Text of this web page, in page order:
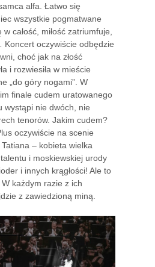
alfa. Łatwo się
wszystkie pogmatwane
całość, miłość zatriumfuje,
oczywiście odbędzie
choć jak na złość
i rozwiesiła w mieście
„do góry nogami”. W
finale cudem uratowanego
wystąpi nie dwóch, nie
tenorów. Jakim cudem?
oczywiście na scenie
– kobieta wielka
i moskiewskiej urody
i innych krągłości! Ale to
każdym razie z ich
z zawiedzioną miną.